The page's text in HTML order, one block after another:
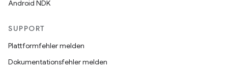
Android NDK
SUPPORT
Plattformfehler melden
Dokumentationsfehler melden